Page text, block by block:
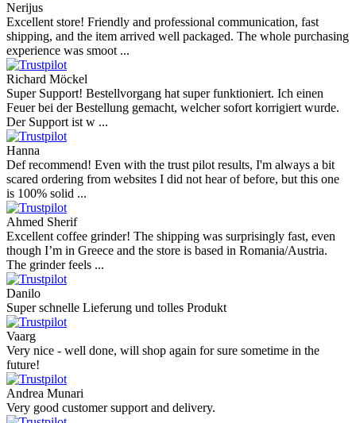
Nerijus
Excellent store! Friendly and professional communication, fast
shipping, and the item arrived well packaged. The whole purchasing
experience was smoot ...
Richard Möckel
Super Support! Bestellvorgang hat super funktioniert. Ich einen
Feuer bei der Bestellung gemacht, welcher sofort korrigiert wurde.
Der Support ist w ...
Hanna
Def recommend! Even with the trust pilot results, I'm always a bit
scared ordering from websites I did not hear of before, but this one
is 100% solid ...
Ahmed Sherif
Excellent coffee grinder! The shipping was surprisingly fast, even
though I’m in Greece and the store is based in Romania/Austria.
The grinder feels ...
Danilo
Super schnelle Lieferung und tolles Produkt
Vaarg
Very nice - well done, will shop again for sure sometime in the
future!
Andrea Munari
Very good customer support and delivery.